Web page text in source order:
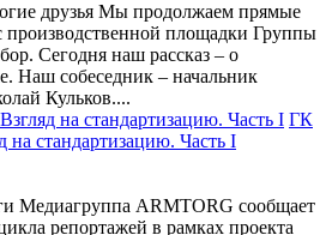
друзья Мы продолжаем прямые
производственной площадки Группы
Сегодня наш рассказ – о
Наш собеседник – начальник
Кульков....
ГК
на стандартизацию. Часть I
Медиагруппа ARMTORG сообщает
репортажей в рамках проекта